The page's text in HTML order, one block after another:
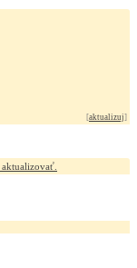
[aktualizuj]